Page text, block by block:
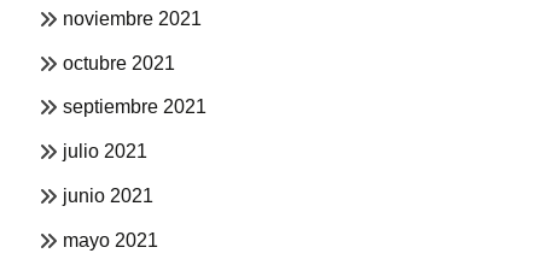
noviembre 2021
octubre 2021
septiembre 2021
julio 2021
junio 2021
mayo 2021